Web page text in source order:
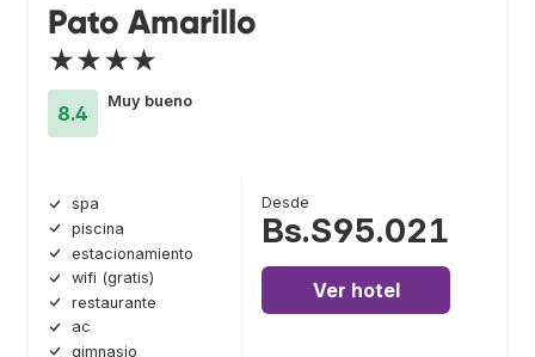
Pato Amarillo
★★★★
8.4
Muy bueno
spa
piscina
estacionamiento
wifi (gratis)
restaurante
ac
gimnasio
Desde
Bs.S95.021
Ver hotel